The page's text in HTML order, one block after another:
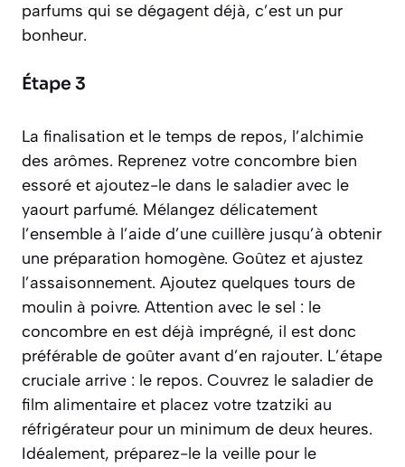
parfums qui se dégagent déjà, c’est un pur
bonheur.
Étape 3
La finalisation et le temps de repos, l’alchimie
des arômes. Reprenez votre concombre bien
essoré et ajoutez-le dans le saladier avec le
yaourt parfumé. Mélangez délicatement
l’ensemble à l’aide d’une cuillère jusqu’à obtenir
une préparation homogène. Goûtez et ajustez
l’assaisonnement. Ajoutez quelques tours de
moulin à poivre. Attention avec le sel : le
concombre en est déjà imprégné, il est donc
préférable de goûter avant d’en rajouter. L’étape
cruciale arrive : le repos. Couvrez le saladier de
film alimentaire et placez votre tzatziki au
réfrigérateur pour un minimum de deux heures.
Idéalement, préparez-le la veille pour le